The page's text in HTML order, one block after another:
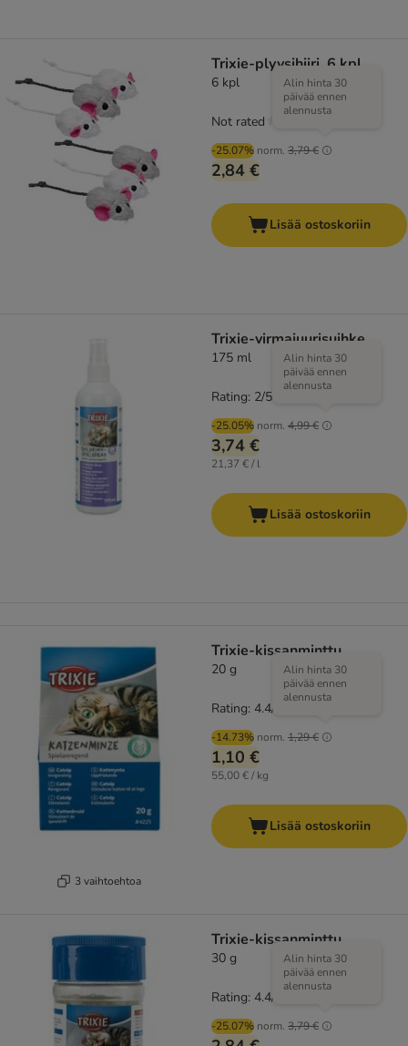
Trixie-plyysihiiri, 6 kpl
6 kpl
-25.07% norm. 3,79 €
Alin hinta 30
päivää ennen
alennusta
2,84 €
Not rated
Lisää ostoskoriin
Trixie-virmajuurisuihke
175 ml
-25.05% norm. 4,99 €
Alin hinta 30
päivää ennen
alennusta
3,74 €
21,37 € / l
Rating: 2/5
Lisää ostoskoriin
3 vaihtoehtoa
Trixie-kissanminttu
20 g
-14.73% norm. 1,29 €
Alin hinta 30
päivää ennen
alennusta
1,10 €
55,00 € / kg
Rating: 4.4/5
Lisää ostoskoriin
Trixie-kissanminttu
30 g
-25.07% norm. 3,79 €
Alin hinta 30
päivää ennen
alennusta
Rating: 4.4/5